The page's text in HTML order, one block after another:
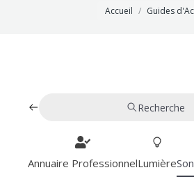
Vous êtes ici :
Accueil Guides
Recherche
Annuaire ProfessionnelLumière